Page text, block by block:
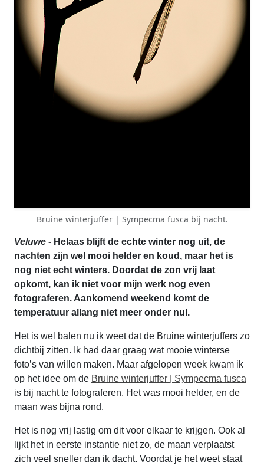
Bruine winterjuffer | Sympecma fusca bij nacht.
Veluwe - Helaas blijft de echte winter nog uit, de
nachten zijn wel mooi helder en koud, maar het is
nog niet echt winters. Doordat de zon vrij laat
opkomt, kan ik niet voor mijn werk nog even
fotograferen. Aankomend weekend komt de
temperatuur allang niet meer onder nul.
Het is wel balen nu ik weet dat de Bruine winterjuffers zo
dichtbij zitten. Ik had daar graag wat mooie winterse
foto’s van willen maken. Maar afgelopen week kwam ik
op het idee om de Bruine winterjuffer | Sympecma fusca
is bij nacht te fotograferen. Het was mooi helder, en de
maan was bijna rond.
Het is nog vrij lastig om dit voor elkaar te krijgen. Ook al
lijkt het in eerste instantie niet zo, de maan verplaatst
zich veel sneller dan ik dacht. Voordat je het weet staat